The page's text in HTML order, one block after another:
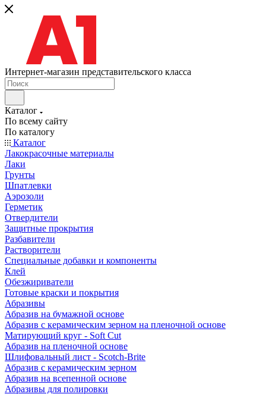
Интернет-магазин представительского класса
Каталог
По всему сайту
По каталогу
Каталог
Лакокрасочные материалы
Лаки
Грунты
Шпатлевки
Аэрозоли
Герметик
Отвердители
Защитные прокрытия
Разбавители
Растворители
Специальные добавки и компоненты
Клей
Обезжириватели
Готовые краски и покрытия
Абразивы
Абразив на бумажной основе
Абразив с керамическим зерном на пленочной основе
Матирующий круг - Soft Cut
Абразив на пленочной основе
Шлифовальный лист - Scotch-Brite
Абразив с керамическим зерном
Абразив на всепенной основе
Абразивы для полировки